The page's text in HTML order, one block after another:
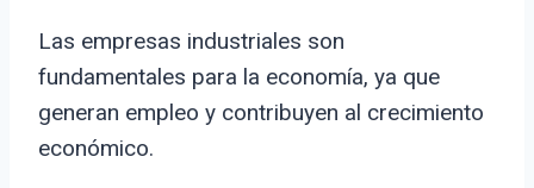
Las empresas industriales son
fundamentales para la economía, ya que
generan empleo y contribuyen al crecimiento
económico.